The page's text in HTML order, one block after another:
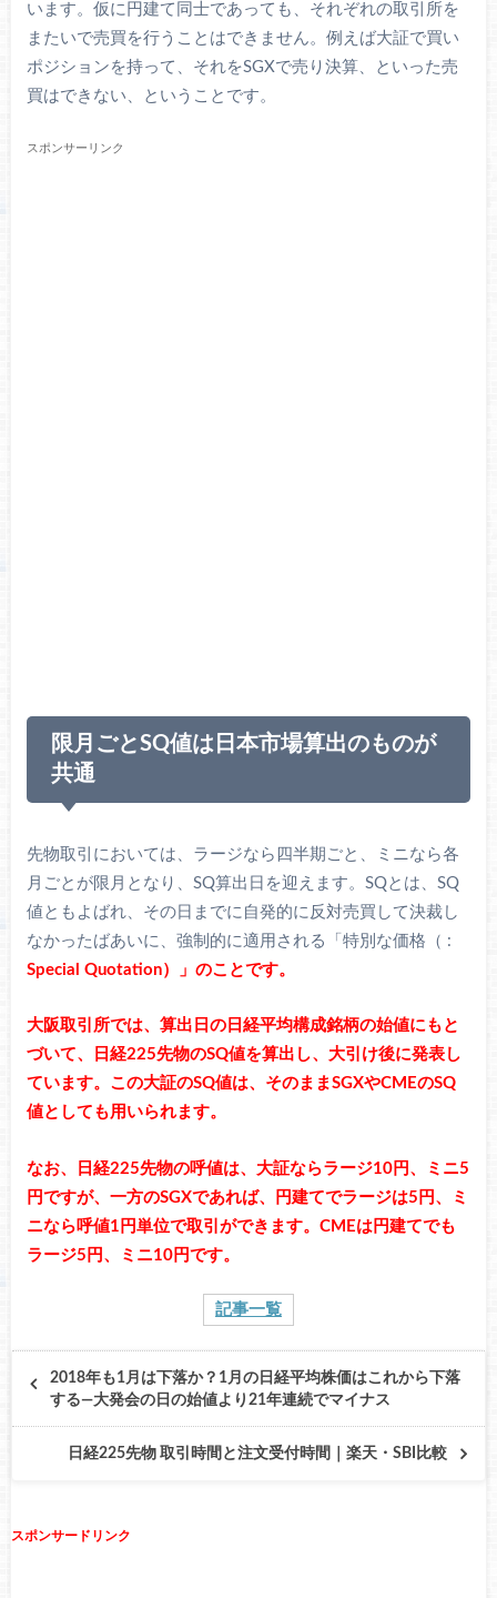
います。仮に円建て同士であっても、それぞれの取引所を
またいで売買を行うことはできません。例えば大証で買い
ポジションを持って、それをSGXで売り決算、といった売
買はできない、ということです。
スポンサーリンク
限月ごとSQ値は日本市場算出のものが
共通
先物取引においては、ラージなら四半期ごと、ミニなら各
月ごとが限月となり、SQ算出日を迎えます。SQとは、SQ
値ともよばれ、その日までに自発的に反対売買して決裁し
なかったばあいに、強制的に適用される「特別な価格（ :
Special Quotation）」のことです。
大阪取引所では、算出日の日経平均構成銘柄の始値にもと
づいて、日経225先物のSQ値を算出し、大引け後に発表し
ています。この大証のSQ値は、そのままSGXやCMEのSQ
値としても用いられます。
なお、日経225先物の呼値は、大証ならラージ10円、ミニ5
円ですが、一方のSGXであれば、円建てでラージは5円、ミ
ニなら呼値1円単位で取引ができます。CMEは円建てでも
ラージ5円、ミニ10円です。
記事一覧
2018年も1月は下落か？1月の日経平均株価はこれから下落
する―大発会の日の始値より21年連続でマイナス
日経225先物 取引時間と注文受付時間｜楽天・SBI比較
スポンサードリンク